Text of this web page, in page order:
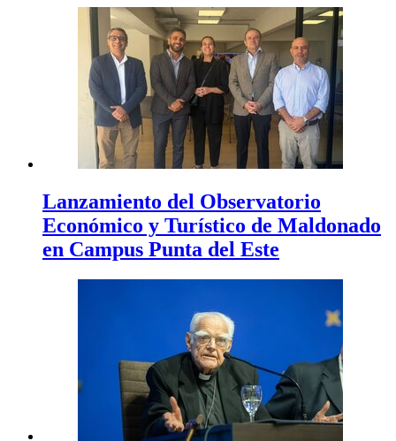
Lanzamiento del Observatorio
Económico y Turístico de Maldonado
en Campus Punta del Este